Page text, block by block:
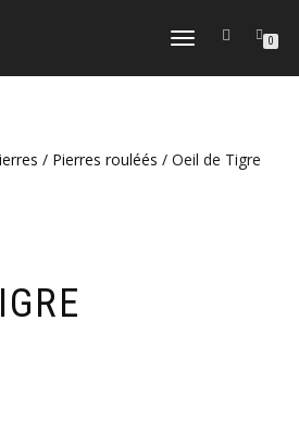
DÉPLIER
NAVIGATION
0
/ Pierres rouléés / Oeil de Tigre